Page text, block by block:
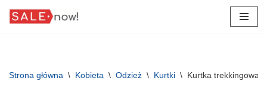
Strona główna \ Kobieta \ Odzież \ Kurtki \ Kurtka trekkingowa